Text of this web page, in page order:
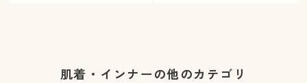
肌着・インナーの他のカテゴリ